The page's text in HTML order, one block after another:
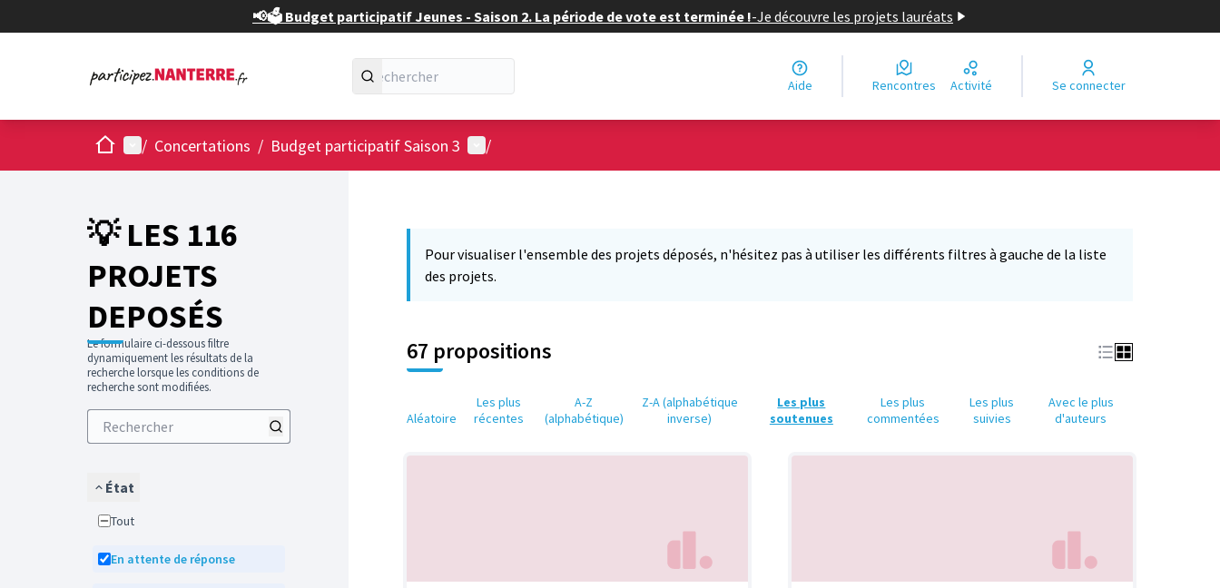
📢🗳️ Budget participatif Jeunes - Saison 2. La période de vote est terminée !-Je découvre les projets lauréats
Aide Rencontres Activité Se connecter
AccueilMenu principal
/ Concertations / Budget participatif Saison 3 Menu utilisateur
/
💡 LES 116
PROJETS
DEPOSÉS
Le formulaire ci-dessous filtre
dynamiquement les résultats de la
recherche lorsque les conditions de
recherche sont modifiées.
État
Tout
En attente de réponse
Pour visualiser l'ensemble des projets déposés, n'hésitez pas à utiliser les différents filtres à gauche de la liste
des projets.
67 propositions
Aléatoire
Les plus
récentes
A-Z
(alphabétique)
Z-A (alphabétique
inverse)
Les plus
soutenues
Les plus
commentées
Les plus
suivies
Avec le plus
d'auteurs